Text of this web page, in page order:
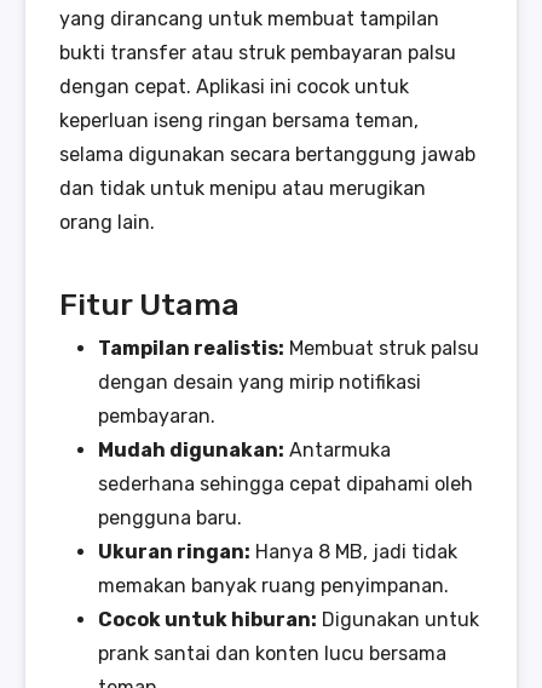
yang dirancang untuk membuat tampilan
bukti transfer atau struk pembayaran palsu
dengan cepat. Aplikasi ini cocok untuk
keperluan iseng ringan bersama teman,
selama digunakan secara bertanggung jawab
dan tidak untuk menipu atau merugikan
orang lain.
Fitur Utama
Tampilan realistis: Membuat struk palsu
dengan desain yang mirip notifikasi
pembayaran.
Mudah digunakan: Antarmuka
sederhana sehingga cepat dipahami oleh
pengguna baru.
Ukuran ringan: Hanya 8 MB, jadi tidak
memakan banyak ruang penyimpanan.
Cocok untuk hiburan: Digunakan untuk
prank santai dan konten lucu bersama